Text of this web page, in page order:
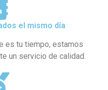
el mismo día
es tu tiempo, estamos
un servicio de calidad.